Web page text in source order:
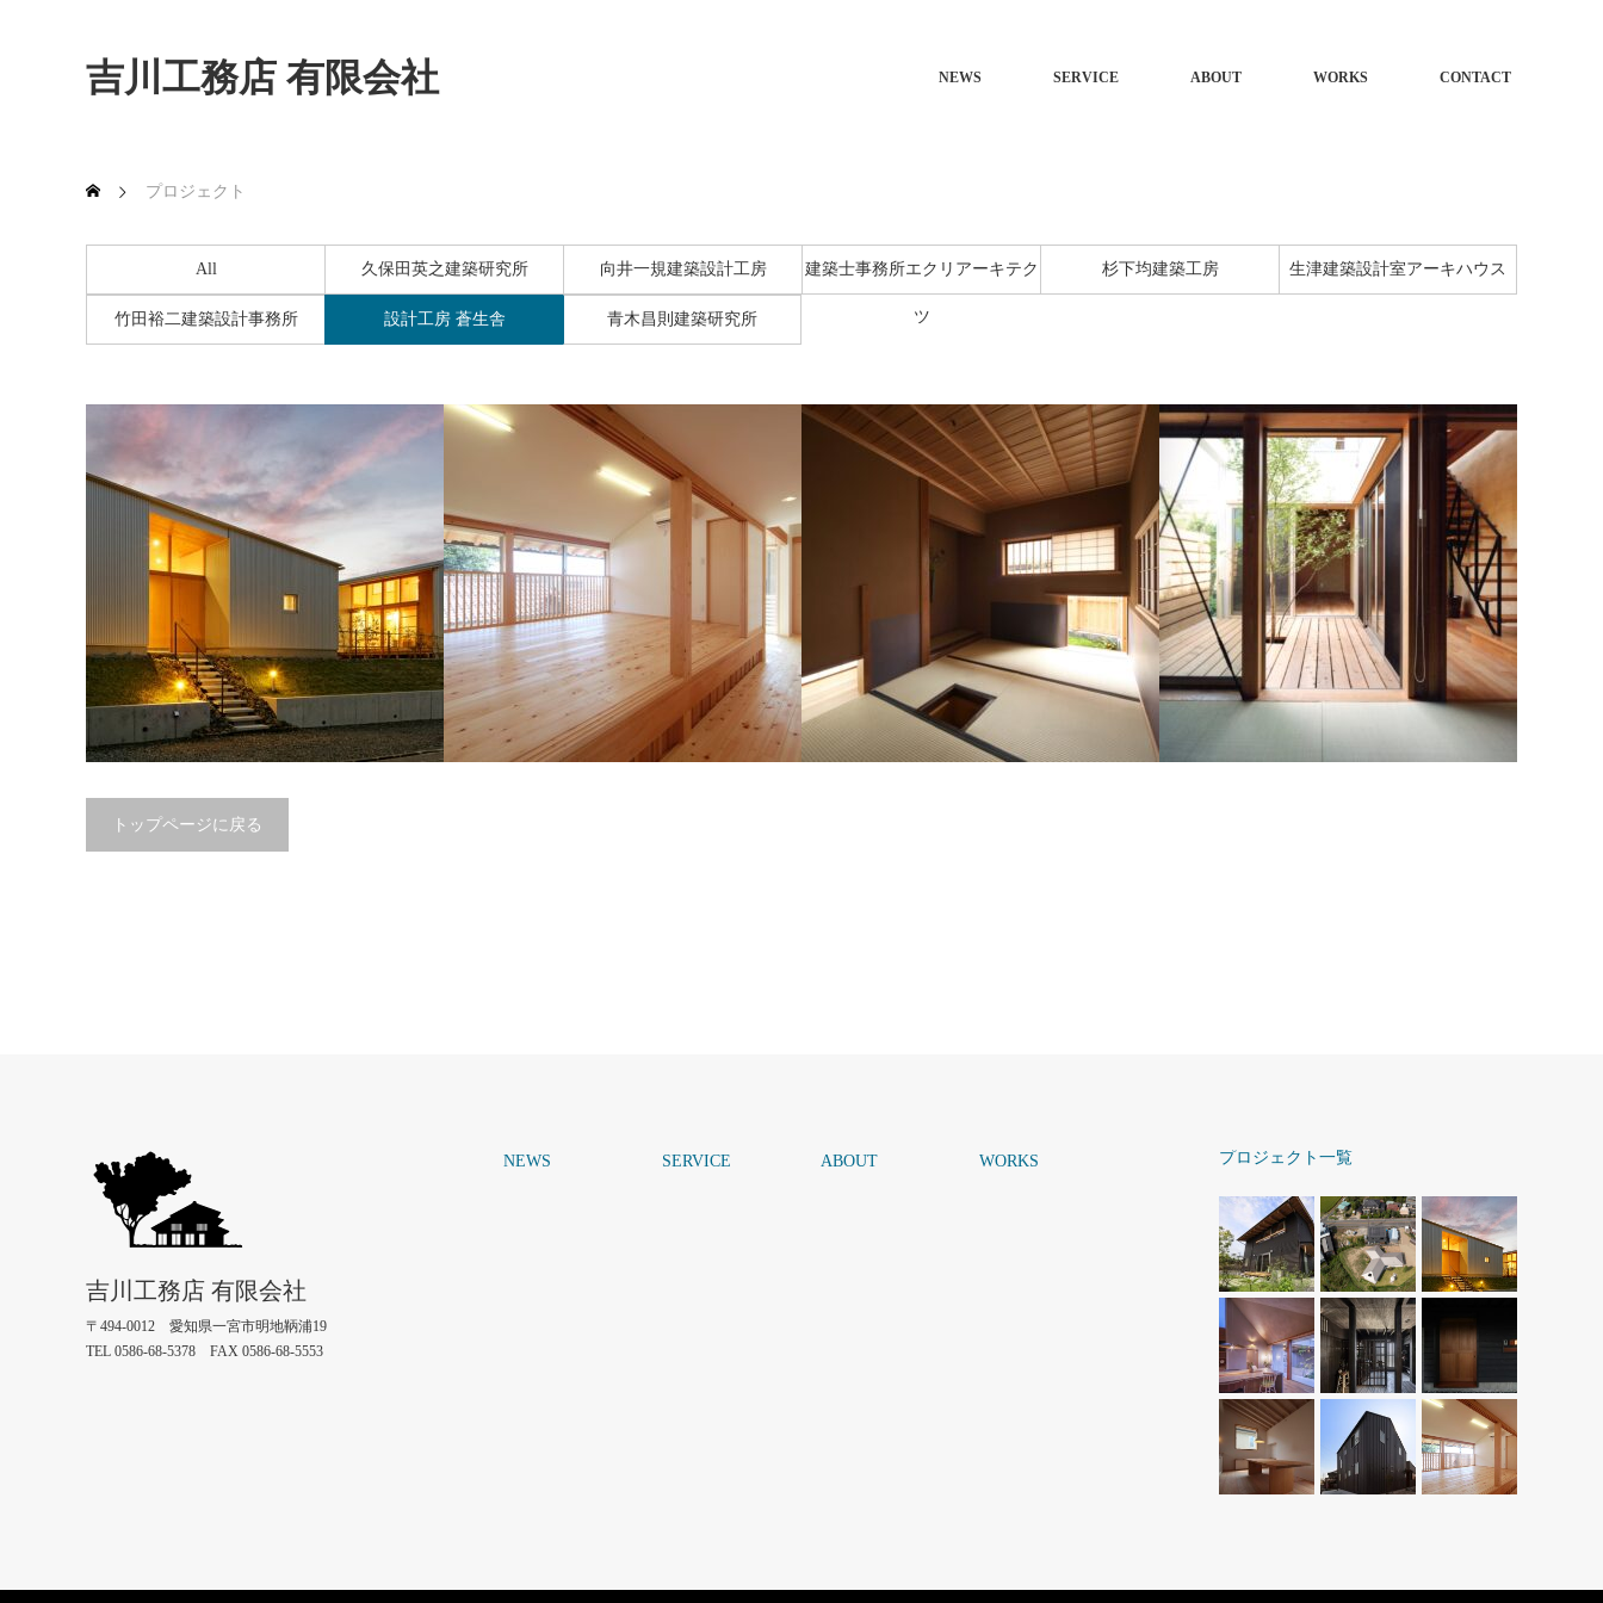
吉川工務店 有限会社 NEWS SERVICE ABOUT WORKS CONTACT
プロジェクト
All 久保田英之建築研究所 向井一規建築設計工房 建築士事務所エクリアーキテク
ツ
杉下均建築工房 生津建築設計室アーキハウス
竹田裕二建築設計事務所 設計工房 蒼生舎 青木昌則建築研究所
トップページに戻る
NEWS SERVICE ABOUT WORKS プロジェクト一覧
吉川工務店 有限会社
〒494-0012 愛知県一宮市明地鞆浦19
TEL 0586-68-5378 FAX 0586-68-5553